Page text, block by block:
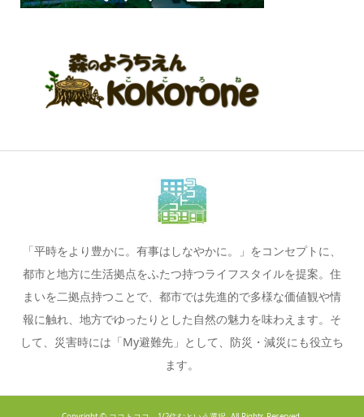
「平時をより豊かに。有事はしなやかに。」をコンセプトに、
都市と地方に生活拠点をふたつ持つライフスタイルを提案。住
まいを二拠点持つことで、都市では先進的で多様な価値観や情
報に触れ、地方でゆったりとした自然の魅力を味わえます。そ
して、災害時には「My避難先」として、防災・減災にも役立ち
ます。